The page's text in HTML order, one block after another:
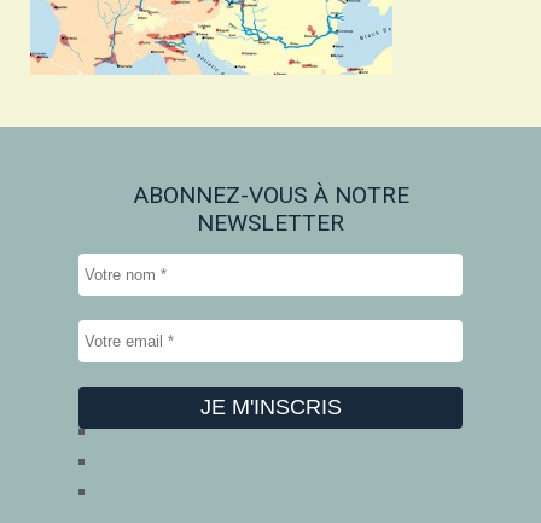
ABONNEZ-VOUS À NOTRE
NEWSLETTER